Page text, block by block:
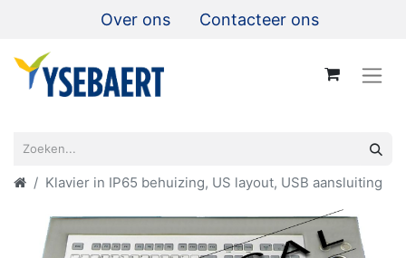
Over ons Contacteer ons
Klavier in IP65 behuizing, US layout, USB aansluiting